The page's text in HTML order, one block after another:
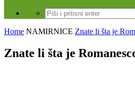
Home NAMIRNICE Znate li šta je
Znate li šta je